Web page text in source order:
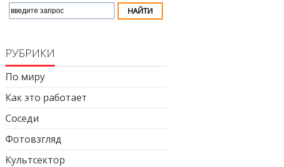
РУБРИКИ
По миру
Как это работает
Соседи
Фотовзгляд
Культсектор